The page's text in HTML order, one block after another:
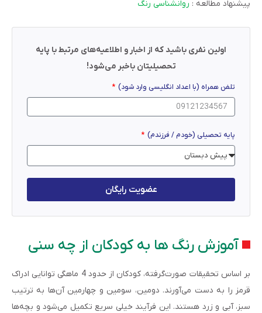
پیشنهاد مطالعه : روانشناسی رنگ
اولین نفری باشید که از اخبار و اطلاعیه‌های مرتبط با پایه
تحصیلیتان باخبر می‌شود!
تلفن همراه (با اعداد انگلیسی وارد شود)
پایه تحصیلی (خودم / فرزندم)
عضویت رایگان
آموزش رنگ ها به کودکان از چه سنی
بر اساس تحقیقات صورت‌گرفته، کودکان از حدود 4 ماهگی توانایی ادراک
قرمز را به دست می‌آورند. دومین، سومین و چهارمین آن‌ها به ترتیب
سبز، آبی و زرد هستند. این فرآیند خیلی سریع تکمیل می‌شود و بچه‌ها